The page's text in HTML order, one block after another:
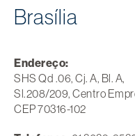
Brasília
Endereço:
SHS Qd .06, Cj. A, Bl. A,
Sl.208/209, Centro
CEP 70316-102